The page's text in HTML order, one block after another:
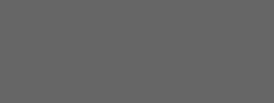
oraz do
odpowiadać Twoim